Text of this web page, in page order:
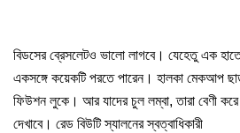
বিডসের ব্রেসলেটও ভালো লাগবে। যেহেতু এক
একসঙ্গে কয়েকটি পরতে পারেন। হালকা মেকআপ
ফিউশন লুকে। আর যাদের চুল লম্বা, তারা বেণী
দেখাবে। রেড বিউটি স্যালনের স্বত্বাধিকারী